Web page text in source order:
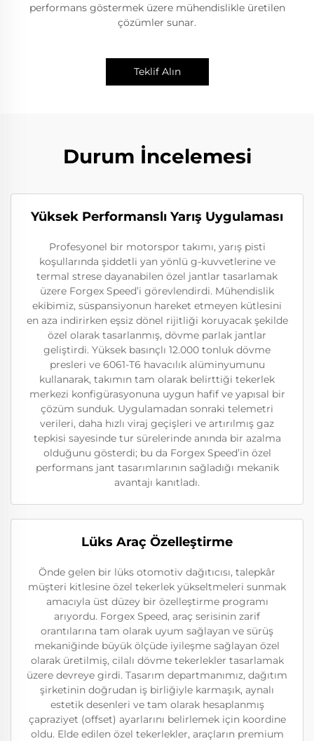
performans göstermek üzere mühendislikle üretilen
çözümler sunar.
Teklif Alın
Durum İncelemesi
Yüksek Performanslı Yarış Uygulaması
Profesyonel bir motorspor takımı, yarış pisti
koşullarında şiddetli yan yönlü g-kuvvetlerine ve
termal strese dayanabilen özel jantlar tasarlamak
üzere Forgex Speed’i görevlendirdi. Mühendislik
ekibimiz, süspansiyonun hareket etmeyen kütlesini
en aza indirirken eşsiz dönel rijitliği koruyacak şekilde
özel olarak tasarlanmış, dövme parlak jantlar
geliştirdi. Yüksek basınçlı 12.000 tonluk dövme
presleri ve 6061-T6 havacılık alüminyumunu
kullanarak, takımın tam olarak belirttiği tekerlek
merkezi konfigürasyonuna uygun hafif ve yapısal bir
çözüm sunduk. Uygulamadan sonraki telemetri
verileri, daha hızlı viraj geçişleri ve artırılmış gaz
tepkisi sayesinde tur sürelerinde anında bir azalma
olduğunu gösterdi; bu da Forgex Speed’in özel
performans jant tasarımlarının sağladığı mekanik
avantajı kanıtladı.
Lüks Araç Özelleştirme
Önde gelen bir lüks otomotiv dağıtıcısı, talepkâr
müşteri kitlesine özel tekerlek yükseltmeleri sunmak
amacıyla üst düzey bir özelleştirme programı
arıyordu. Forgex Speed, araç serisinin zarif
orantılarına tam olarak uyum sağlayan ve sürüş
mekaniğinde büyük ölçüde iyileşme sağlayan özel
olarak üretilmiş, cilalı dövme tekerlekler tasarlamak
üzere devreye girdi. Tasarım departmanımız, dağıtım
şirketinin doğrudan iş birliğiyle karmaşık, aynalı
estetik desenleri ve tam olarak hesaplanmış
çapraziyet (offset) ayarlarını belirlemek için koordine
oldu. Elde edilen özel tekerlekler, araçların premium